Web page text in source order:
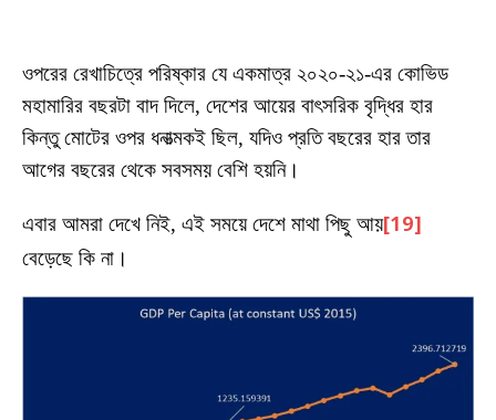
ওপরের রেখাচিত্রে পরিষ্কার যে একমাত্র ২০২০-২১-এর কোভিড
মহামারির বছরটা বাদ দিলে, দেশের আয়ের বাৎসরিক বৃদ্ধির হার
কিন্তু মোটের ওপর ধনাত্মকই ছিল, যদিও প্রতি বছরের হার তার
আগের বছরের থেকে সবসময় বেশি হয়নি।
এবার আমরা দেখে নিই, এই সময়ে দেশে মাথা পিছু আয়[19]
বেড়েছে কি না।